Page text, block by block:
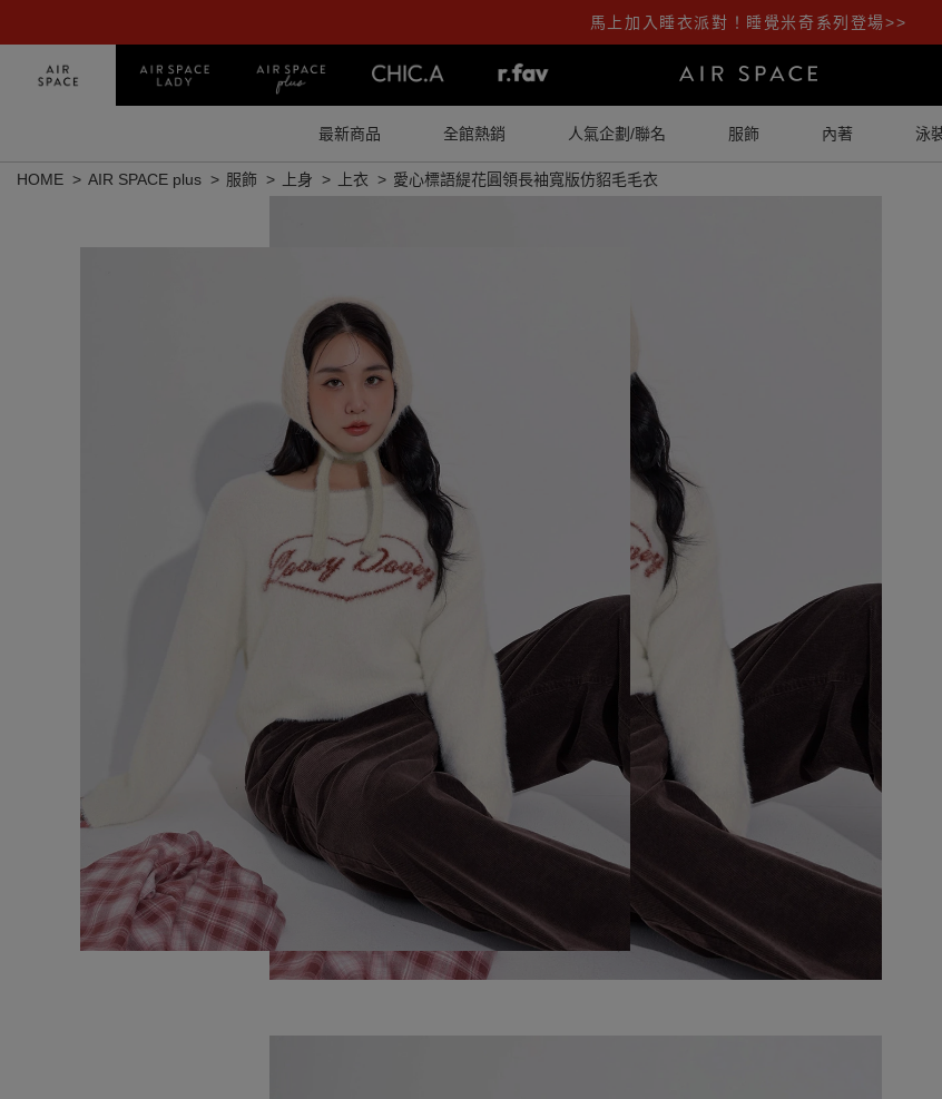
馬上加入睡衣派對！睡覺米奇系列登場>>
最新商品 全館熱銷 人氣企劃/聯名 服飾 內著 泳
HOME AIR SPACE plus 服飾 上身 上衣 愛心標語緹花圓領長袖寬版仿貂毛毛衣